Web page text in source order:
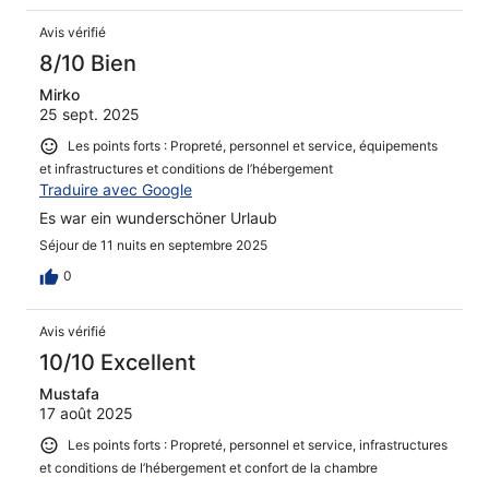
Avis vérifié
8/10 Bien
Mirko
25 sept. 2025
Les points forts : Propreté, personnel et service, équipements
et infrastructures et conditions de l’hébergement
Traduire avec Google
Es war ein wunderschöner Urlaub
Séjour de 11 nuits en septembre 2025
0
Avis vérifié
10/10 Excellent
Mustafa
17 août 2025
Les points forts : Propreté, personnel et service, infrastructures
et conditions de l’hébergement et confort de la chambre